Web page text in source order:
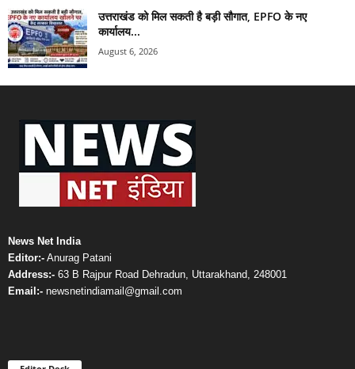
उत्तराखंड को मिल सकती है बड़ी सौगात, EPFO के नए
कार्यालय...
August 6, 2026
News Net India
Editor:- Anurag Patani
Address:- 63 B Rajpur Road Dehradun, Uttarakhand, 248001
Email:- newsnetindiamail@gmail.com